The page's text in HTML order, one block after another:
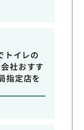
トイレの
社おすす
指定店を